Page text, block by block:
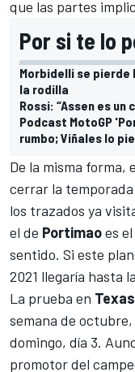
que las partes
Por si te lo
Morbidelli se pierde
la rodilla
Rossi: “Assen es
Podcast MotoGP
rumbo; Viñales lo
De la misma forma,
cerrar la temporada
los trazados ya
el de Portimaoes
sentido. Si este
2021 llegaría hasta
La prueba en Texas
semana de
domingo, día 3.
promotor del